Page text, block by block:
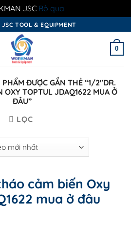
JSC Bỏ qua
TOOL & EQUIPMENT
0
PHẨM ĐƯỢC GẮN THẺ “1/2"DR.
OXY TOPTUL JDAQ1622 MUA Ở
ĐÂU”
LỌC
cảm biến Oxy
mua ở đâu